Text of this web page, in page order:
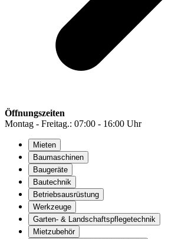
Öffnungszeiten
Montag - Freitag.: 07:00 - 16:00 Uhr
Mieten
Baumaschinen
Baugeräte
Bautechnik
Betriebsausrüstung
Werkzeuge
Garten- & Landschaftspflegetechnik
Mietzubehör